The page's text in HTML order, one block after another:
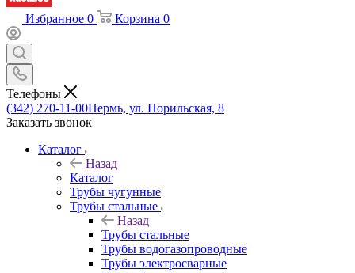
Избранное 0 Корзина 0
Телефоны
(342) 270-11-00Пермь, ул. Норильская, 8
Заказать звонок
Каталог
Назад
Каталог
Трубы чугунные
Трубы стальные
Назад
Трубы стальные
Трубы водогазопроводные
Трубы электросварные